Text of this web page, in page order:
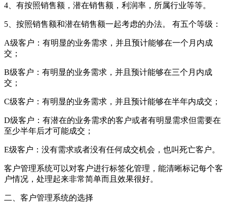
4、有按照销售额，潜在销售额，利润率，所属行业等等。
5、按照销售额和潜在销售额一起考虑的办法。 有五个等级：
A级客户：有明显的业务需求，并且预计能够在一个月内成
交；
B级客户：有明显的业务需求，并且预计能够在三个月内成
交；
C级客户：有明显的业务需求，并且预计能够在半年内成交；
D级客户：有潜在的业务需求的客户或者有明显需求但需要在
至少半年后才可能成交；
E级客户：没有需求或者没有任何成交机会，也叫死亡客户。
客户管理系统可以对客户进行标签化管理，能清晰标记每个客
户情况，处理起来非常简单而且效果很好。
二、客户管理系统的选择